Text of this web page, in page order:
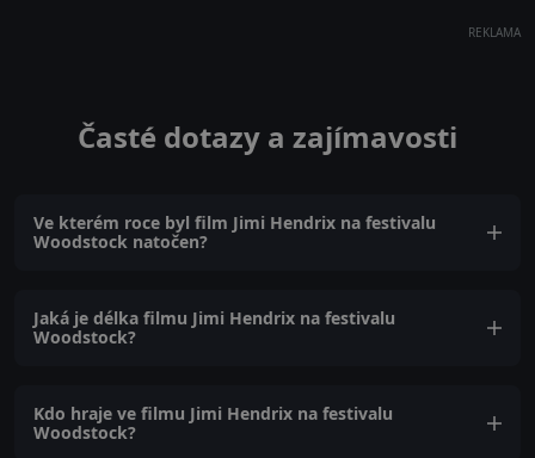
REKLAMA
Časté dotazy a zajímavosti
Ve kterém roce byl film Jimi Hendrix na festivalu
Woodstock natočen?
Jaká je délka filmu Jimi Hendrix na festivalu
Woodstock?
Kdo hraje ve filmu Jimi Hendrix na festivalu
Woodstock?